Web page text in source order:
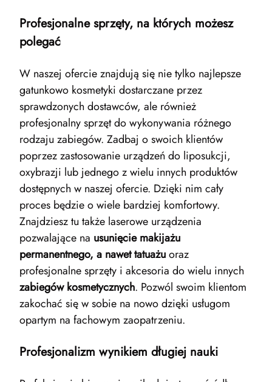
Profesjonalne sprzęty, na których możesz
polegać
W naszej ofercie znajdują się nie tylko najlepsze
gatunkowo kosmetyki dostarczane przez
sprawdzonych dostawców, ale również
profesjonalny sprzęt do wykonywania różnego
rodzaju zabiegów. Zadbaj o swoich klientów
poprzez zastosowanie urządzeń do liposukcji,
oxybrazji lub jednego z wielu innych produktów
dostępnych w naszej ofercie. Dzięki nim cały
proces będzie o wiele bardziej komfortowy.
Znajdziesz tu także laserowe urządzenia
pozwalające na usunięcie makijażu
permanentnego, a nawet tatuażuoraz
profesjonalne sprzęty i akcesoria do wielu innych
zabiegów kosmetycznych. Pozwól swoim klientom
zakochać się w sobie na nowo dzięki usługom
opartym na fachowym zaopatrzeniu.
Profesjonalizm wynikiem długiej nauki